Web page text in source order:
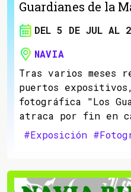
Guardianes de la
DEL 5 DE JUL AL
NAVIA
Tras varios meses
puertos
fotográfica "Los
atraca por fin en
#Exposición